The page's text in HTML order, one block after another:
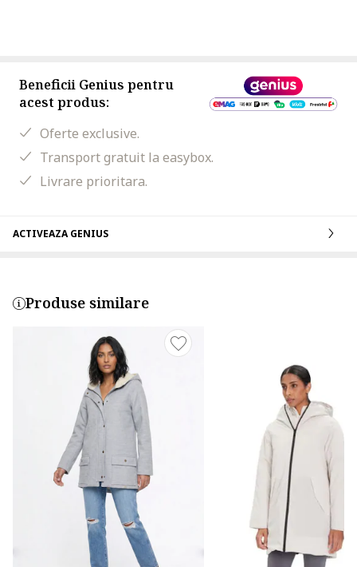
Beneficii Genius pentru
acest produs:
Oferte exclusive.
Transport gratuit la easybox.
Livrare prioritara.
ACTIVEAZA GENIUS
Produse similare